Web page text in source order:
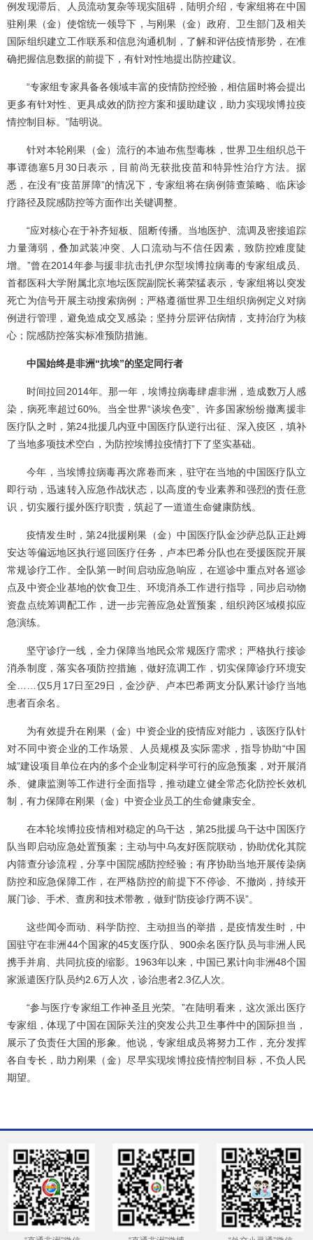
例发现滞后、人员流动复杂等现实阻碍，陆明介绍，专家组将在中国
驻刚果（金）使馆统一领导下，与刚果（金）政府、卫生部门及相关
国际组织建立工作联系和信息沟通机制，了解和评估疫情形势，在准
确把握信息数据的前提下，有针对性地提出防控建议。
“专家组专家具备各领域丰富的疫情防控经验，相信届时将会提出
更多有针对性、更具成效的防控方案和援助建议，助力实现埃博拉疫
情控制目标。”陆明说。
针对本轮刚果（金）流行的本迪布焦型毒株，世界卫生组织总干
事谭德塞5月30日表示，目前尚无获批疫苗和特异性治疗方法。据
悉，在没有“疫苗屏障”的情况下，专家组将在病例筛查策略、临床诊
疗路径及院感防控等方面作出关键调整。
“应对核心在于补齐短板、阻断传播。当地医护、流调及密接追踪
力量薄弱，叠加武装冲突、人口流动与不信任因素，致防控难度陡
增。”曾在2014年参与援非抗击扎伊尔型埃博拉病毒的专家组成员、
首都医科大学附属北京地坛医院副院长蒋荣猛表示，专家组将以突发
死亡为信号开展主动搜索病例；严格遵循世界卫生组织病例定义对病
例进行管理，避免造成交叉感染；坚持分层评估病情，支持治疗为核
心；院感防控落实标准预防措施。
中国始终是非洲“抗埃”的坚定同行者
时间拉回2014年。那一年，埃博拉病毒肆虐非洲，造成数万人感
染，病死率超过60%。当全世界“谈埃色变”、许多国家纷纷撤离援非
医疗队之时，第24批援几内亚中国医疗队逆行出征、深入疫区，填补
了当地多项技术空白，为防控埃博拉疫情打下了坚实基础。
今年，当埃博拉病毒再次席卷而来，驻守在当地的中国医疗队立
即行动，迅速转入应急作战状态，以高度的专业素养和强烈的责任意
识，切实履行援外医疗职责，筑起了一道道生命健康防线。
疫情发生时，第24批援刚果（金）中国医疗队金沙萨总队正赴姆
安达等偏远地区执行巡回医疗任务，卢本巴希分队也在受援医院开展
常规诊疗工作。全队第一时间启动应急响应，在巡诊中重点对各巡诊
点及中资企业基地的饮食卫生、环境消杀工作进行指导，同步启动物
资盘点统筹调配工作，进一步完善应急处置预案，组织跨区域模拟应
急演练。
坚守诊疗一线，全力保障当地民众常规医疗需求；严格执行接诊
消杀制度，落实各项防控措施，做好流调工作，切实保障诊疗环境安
全……仅5月17日至29日，金沙萨、卢本巴希两支分队累计诊疗当地
患者百余名。
为有效提升在刚果（金）中资企业的疫情应对能力，该医疗队针
对不同中资企业的工作场景、人员规模及实际需求，指导协助“中国
城”建设项目单位在内的多个企业制定科学可行的应急预案，对开展消
杀、健康监测等工作进行全面指导，推动建立健全常态化防控长效机
制，有力保障在刚果（金）中资企业员工的生命健康安全。
在本轮埃博拉疫情相对稳定的乌干达，第25批援乌干达中国医疗
队当即启动应急处置预案；主动与中乌友好医院联动，协助优化其院
内筛查分诊流程，分享中国院感防控经验；有序协助当地开展传染病
防控和应急保障工作，在严格防控的前提下不停诊、不撤岗，持续开
展门诊、手术、查房和技术带教，做到“防疫诊疗两不误”。
这些闻令而动、科学防控、主动担当的举措，是疫情发生时，中
国驻守在非洲44个国家的45支医疗队、900余名医疗队员与非洲人民
携手并肩、共同抗疫的缩影。1963年以来，中国已累计向非洲48个国
家派遣医疗队员约2.6万人次，诊治患者2.3亿人次。
“参与医疗专家组工作神圣且光荣。”在陆明看来，这次派出医疗
专家组，体现了中国在国际关注的突发公共卫生事件中的国际担当，
展示了负责任大国的形象。他说，专家组成员将努力工作，充分发挥
各自专长，助力刚果（金）尽早实现埃博拉疫情控制目标，不负人民
期望。